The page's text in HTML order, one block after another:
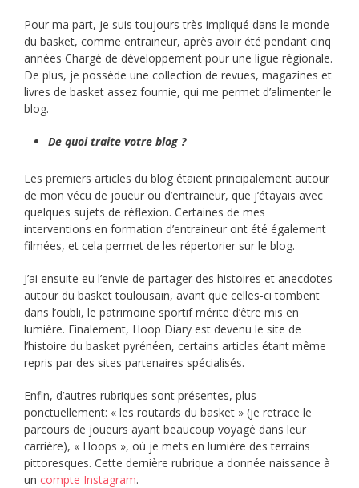
Pour ma part, je suis toujours très impliqué dans le monde
du basket, comme entraineur, après avoir été pendant cinq
années Chargé de développement pour une ligue régionale.
De plus, je possède une collection de revues, magazines et
livres de basket assez fournie, qui me permet d’alimenter le
blog.
De quoi traite votre blog ?
Les premiers articles du blog étaient principalement autour
de mon vécu de joueur ou d’entraineur, que j’étayais avec
quelques sujets de réflexion. Certaines de mes
interventions en formation d’entraineur ont été également
filmées, et cela permet de les répertorier sur le blog.
J’ai ensuite eu l’envie de partager des histoires et anecdotes
autour du basket toulousain, avant que celles-ci tombent
dans l’oubli, le patrimoine sportif mérite d’être mis en
lumière. Finalement, Hoop Diary est devenu le site de
l’histoire du basket pyrénéen, certains articles étant même
repris par des sites partenaires spécialisés.
Enfin, d’autres rubriques sont présentes, plus
ponctuellement: « les routards du basket » (je retrace le
parcours de joueurs ayant beaucoup voyagé dans leur
carrière), « Hoops », où je mets en lumière des terrains
pittoresques. Cette dernière rubrique a donnée naissance à
un compte Instagram.